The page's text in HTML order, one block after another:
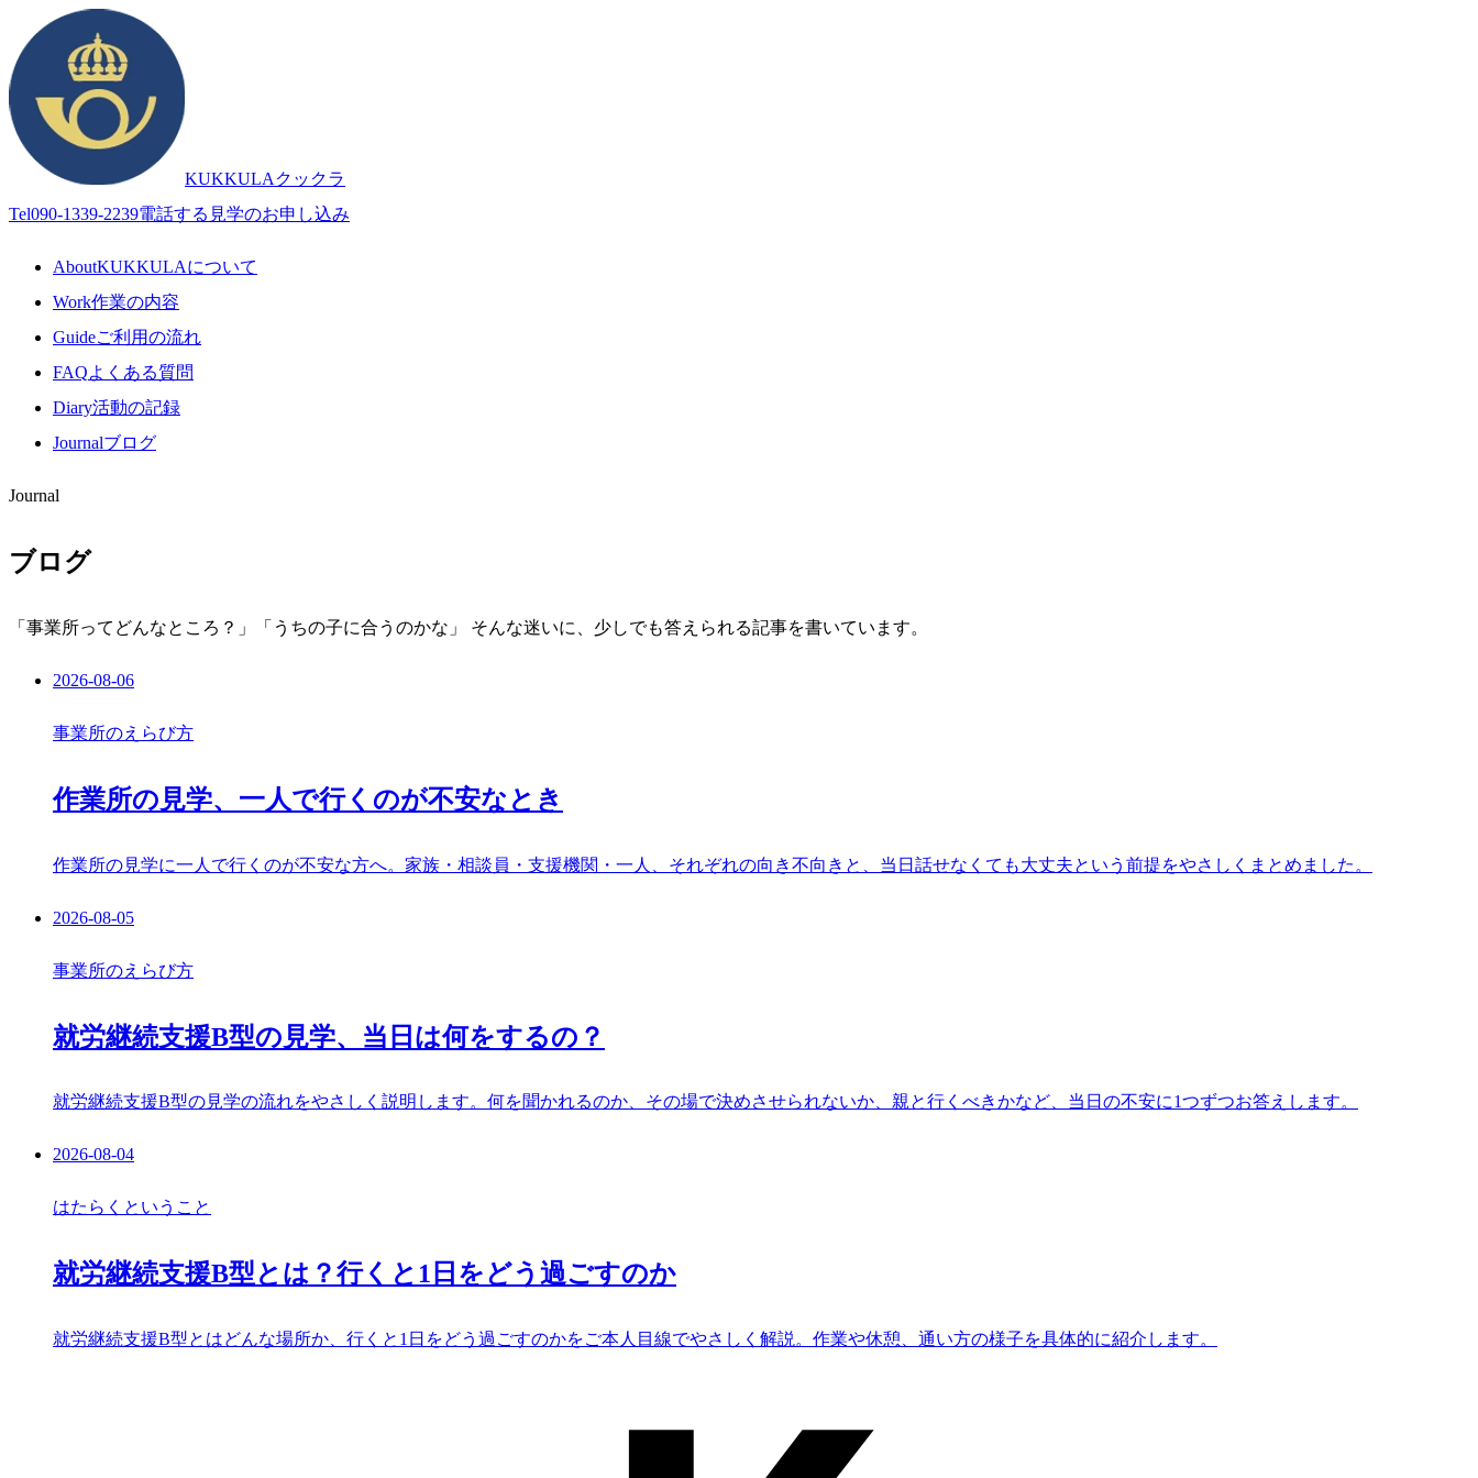
KUKKULA クックラ
Tel090-1339-2239電話する 見学のお申し込み
AboutKUKKULAについて
Work作業の内容
Guideご利用の流れ
FAQよくある質問
Diary活動の記録
Journalブログ
Journal
ブログ
「事業所ってどんなところ？」「うちの子に合うのかな」 そんな迷いに、少しでも答えられる記事を書いています。
2026-08-06
事業所のえらび方
作業所の見学、一人で行くのが不安なとき
作業所の見学に一人で行くのが不安な方へ。家族・相談員・支援機関・一人、それぞれの向き不向きと、当日話せなくても大丈夫という前提をやさしくまとめました。
2026-08-05
事業所のえらび方
就労継続支援B型の見学、当日は何をするの？
就労継続支援B型の見学の流れをやさしく説明します。何を聞かれるのか、その場で決めさせられないか、親と行くべきかなど、当日の不安に1つずつお答えします。
2026-08-04
はたらくということ
就労継続支援B型とは？行くと1日をどう過ごすのか
就労継続支援B型とはどんな場所か、行くと1日をどう過ごすのかをご本人目線でやさしく解説。作業や休憩、通い方の様子を具体的に紹介します。